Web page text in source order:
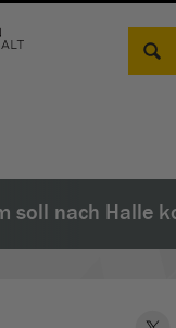
Suche
soll nach Halle